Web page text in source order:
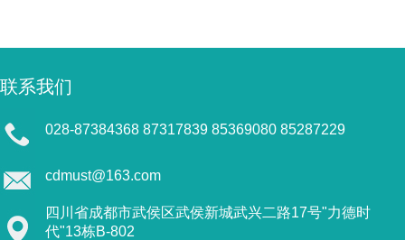
联系我们
028-87384368 87317839 85369080 85287229
cdmust@163.com
四川省成都市武侯区武侯新城武兴二路17号"力德时
代"13栋B-802